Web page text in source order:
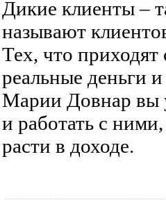
Дикие клиенты –
называют
Тех, что приходят
реальные деньги
Марии Довнар вы
и работать с
расти в доходе.